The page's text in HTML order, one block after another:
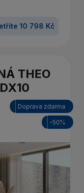
10 798 Kč
THEO
-50%
Doprava zdarma